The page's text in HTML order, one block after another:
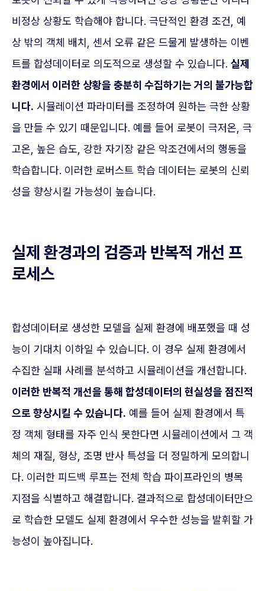
비정상 상황도 학습해야 합니다. 극단적인 환경 조건, 예
상 밖의 객체 배치, 센서 오류 같은 드물게 발생하는 이벤
트를 합성데이터로 의도적으로 생성할 수 있습니다. 실제
환경에서 이러한 상황을 충분히 수집하기는 거의 불가능합
니다. 시뮬레이션 파라미터를 조정하여 원하는 극한 상황
을 만들 수 있기 때문입니다. 예를 들어 로봇이 극저온, 극
고온, 높은 습도, 강한 자기장 같은 악조건에서의 행동을
학습합니다. 이러한 로버스트 학습 데이터는 로봇의 신뢰
성을 향상시킬 가능성이 높습니다.
실제 환경과의 검증과 반복적 개선 프
로세스
합성데이터로 생성한 모델을 실제 환경에 배포했을 때 성
능이 기대치 이하일 수 있습니다. 이 경우 실제 환경에서
수집한 실패 사례를 분석하고 시뮬레이션을 개선합니다.
이러한 반복적 개선을 통해 합성데이터의 현실성을 점진적
으로 향상시킬 수 있습니다. 예를 들어 실제 환경에서 특
정 객체 형태를 자주 인식 못한다면 시뮬레이션에서 그 객
체의 재질, 형상, 조명 반사 특성을 더 정밀하게 모의합니
다. 이러한 피드백 루프는 전체 학습 파이프라인의 병목
지점을 식별하고 해결합니다. 결과적으로 합성데이터만으
로 학습한 모델도 실제 환경에서 우수한 성능을 발휘할 가
능성이 높아집니다.